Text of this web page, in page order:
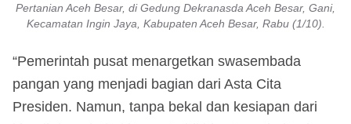
Pertanian Aceh Besar, di Gedung Dekranasda Aceh Besar, Gani,
Kecamatan Ingin Jaya, Kabupaten Aceh Besar, Rabu (1/10).
“Pemerintah pusat menargetkan swasembada
pangan yang menjadi bagian dari Asta Cita
Presiden. Namun, tanpa bekal dan kesiapan dari